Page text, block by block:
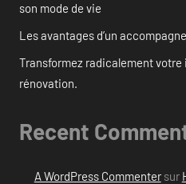
son mode de vie
Les avantages d’un
Transformez radicalement
rénovation.
Recent
A WordPress Commentersur